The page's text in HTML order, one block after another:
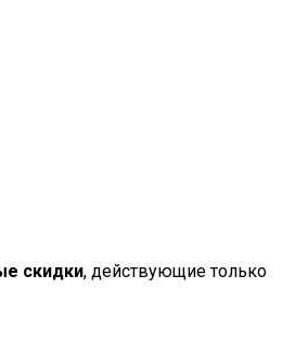
скидки, действующие только